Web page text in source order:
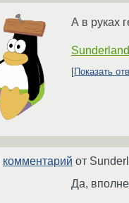
А в руках
Показать
комментарий от
Да,